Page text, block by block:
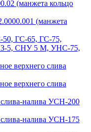
(манжета кольцо
(манжета
50, ГС-65, ГС-75,
5, СНУ 5 М, УНС-75,
верхнего слива
верхнего слива
налива УСН-200
налива УСН-175